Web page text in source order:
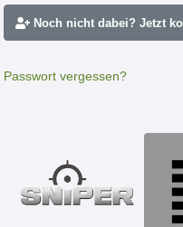
Noch nicht dabei? Jetzt
Passwort vergessen?